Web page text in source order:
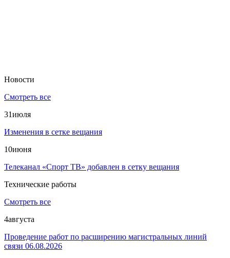
Новости
Смотреть все
31июля
Изменения в сетке вещания
10июня
Телеканал «Спорт ТВ» добавлен в сетку вещания
Технические работы
Смотреть все
4августа
Проведение работ по расширению магистральных линий
связи 06.08.2026